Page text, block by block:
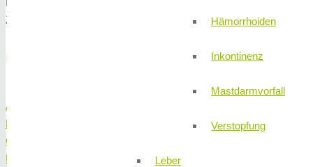
Hämorrhoiden
Inkontinenz
Mastdarmvorfall
Verstopfung
Leber
Zeit, um eine maßgeschneiderte Lösung für Sie zu finden und
Behandlungsspektrum
Allgemeine Chirurgie
Darm
Galle
Hernien